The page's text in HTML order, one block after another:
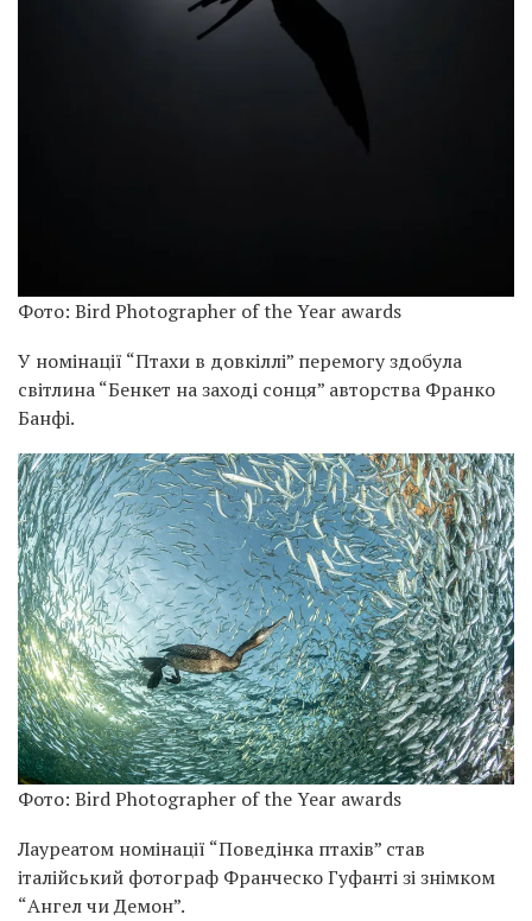
Фото: Bird Photographer of the Year awards
У номінації “Птахи в довкіллі” перемогу здобула
світлина “Бенкет на заході сонця” авторства Франко
Банфі.
Фото: Bird Photographer of the Year awards
Лауреатом номінації “Поведінка птахів” став
італійський фотограф Франческо Гуфанті зі знімком
“Ангел чи Демон”.